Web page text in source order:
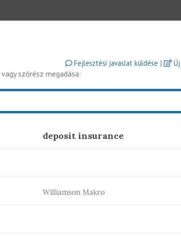
Fejlesztési javaslat küldése |
szórész megadása:
deposit insurance
Williamson Makro